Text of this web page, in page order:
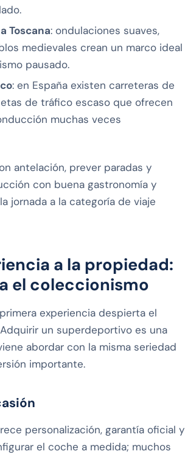
Toscana: ondulaciones suaves,
medievales crean un marco ideal
pausado.
: en España existen carreteras de
de tráfico escaso que ofrecen
muchas veces
antelación, prever paradas y
con buena gastronomía y
jornada a la categoría de viaje
a la propiedad:
el coleccionismo
experiencia despierta el
un superdeportivo es una
abordar con la misma seriedad
importante.
personalización, garantía oficial y
el coche a medida; muchos